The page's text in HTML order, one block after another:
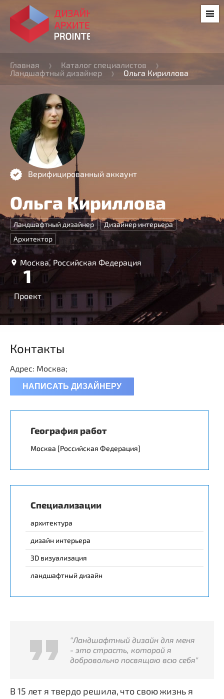
Главная
Каталог специалистов
Ландшафтный дизайнер
Ольга Кириллова
Верифицированный аккаунт
Ольга Кириллова
Ландшафтный дизайнер
Дизайнер интерьера
Архитектор
Москва, Российская Федерация
1
Проект
Контакты
Адрес: Москва;
НАПИСАТЬ ДИЗАЙНЕРУ
География работ
Москва [Российская Федерация]
Специализации
архитектура
дизайн интерьера
3D визуализация
ландшафтный дизайн
"Ландшафтный дизайн для меня
- это страсть, которой я
добровольно посвящаю всю себя"
В 15 лет я твердо решила, что свою жизнь я